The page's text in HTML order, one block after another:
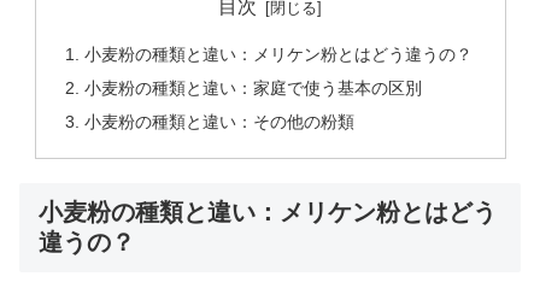
目次
小麦粉の種類と違い：メリケン粉とはどう違うの？
小麦粉の種類と違い：家庭で使う基本の区別
小麦粉の種類と違い：その他の粉類
小麦粉の種類と違い：メリケン粉とはどう
違うの？